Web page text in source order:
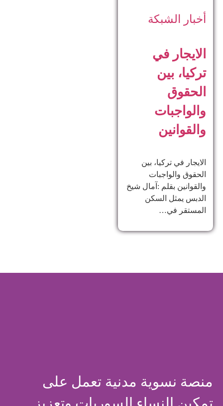
أخبار الشبكة
الايجار في
تركيا، بين
الحقوق
والواجبات
والقوانين
الايجار في تركيا، بين
الحقوق والواجبات
والقوانين بقلم :آمال شيخ
الدبس يمثل السكن
المستقر في…
منصة نسوية مدنية تعمل على